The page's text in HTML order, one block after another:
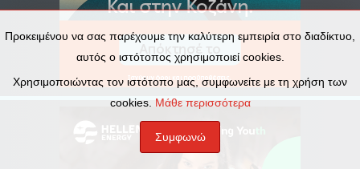
Προκειμένου να σας παρέχουμε την καλύτερη εμπειρία στο διαδίκτυο,
αυτός ο ιστότοπος χρησιμοποιεί cookies.
Χρησιμοποιώντας τον ιστότοπο μας, συμφωνείτε με τη χρήση των
cookies. Μάθε περισσότερα
Συμφωνώ